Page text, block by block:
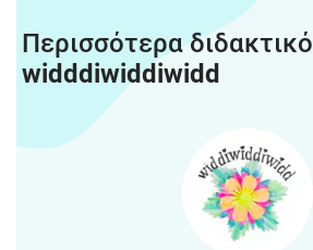
Περισσότερα
widddiwiddiwidd